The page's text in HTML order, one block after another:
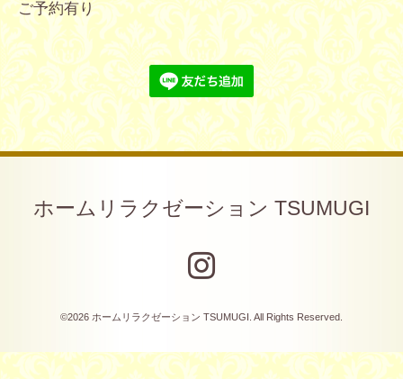
ご予約有り
ホームリラクゼーション TSUMUGI
©2026 ホームリラクゼーション TSUMUGI . All Rights Reserved.